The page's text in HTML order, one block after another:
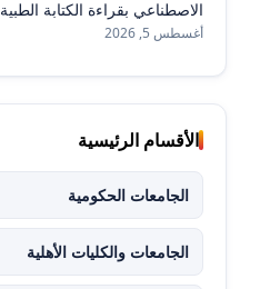
الاصطناعي بقراءة الكتابة الطبية
أغسطس 5, 2026
الأقسام الرئيسية
الجامعات الحكومية
الجامعات والكليات الأهلية